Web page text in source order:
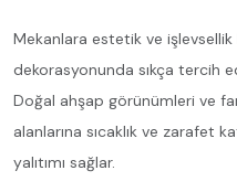
Mekanlara estetik ve
dekorasyonunda sıkça tercih
Doğal ahşap görünümleri ve
alanlarına sıcaklık ve zarafet
yalıtımı sağlar.